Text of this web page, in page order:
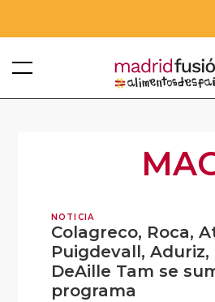
NOTICIA
Colagreco, Roca,
Puigdevall, Aduriz,
DeAille Tam se
programa